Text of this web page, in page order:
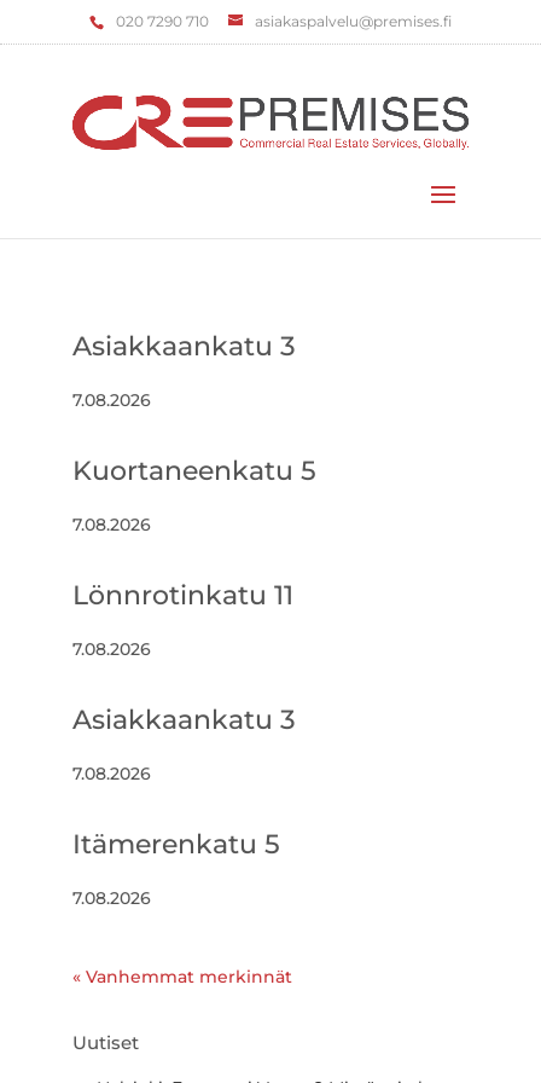
‌020 7290 710 asiakaspalvelu@premises.fi
Asiakkaankatu 3
7.08.2026
Kuortaneenkatu 5
7.08.2026
Lönnrotinkatu 11
7.08.2026
Asiakkaankatu 3
7.08.2026
Itämerenkatu 5
7.08.2026
« Vanhemmat merkinnät
Uutiset